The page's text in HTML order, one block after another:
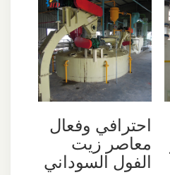
احترافي وفعال
معاصر زيت
الفول السوداني